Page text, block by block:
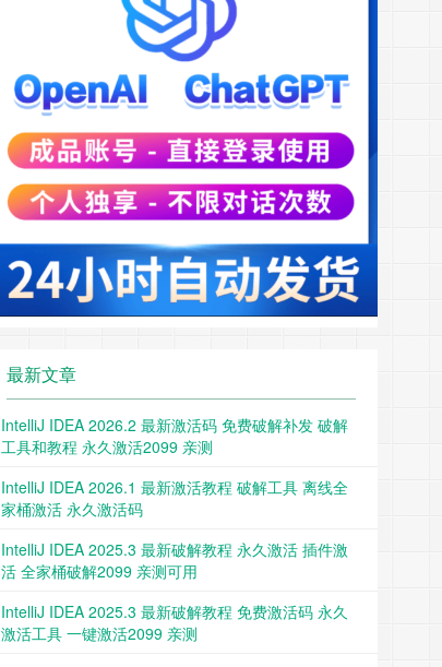
最新文章
IntelliJ IDEA 2026.2 最新激活码 免费破解补发 破解
工具和教程 永久激活2099 亲测
IntelliJ IDEA 2026.1 最新激活教程 破解工具 离线全
家桶激活 永久激活码
IntelliJ IDEA 2025.3 最新破解教程 永久激活 插件激
活 全家桶破解2099 亲测可用
IntelliJ IDEA 2025.3 最新破解教程 免费激活码 永久
激活工具 一键激活2099 亲测